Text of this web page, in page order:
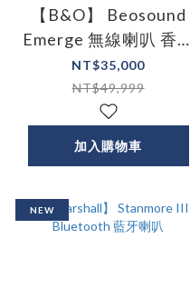
【B&O】 Beosound
Emerge 無線喇叭 香檳
金
NT$35,000
NT$49,999
加入購物車
NEW